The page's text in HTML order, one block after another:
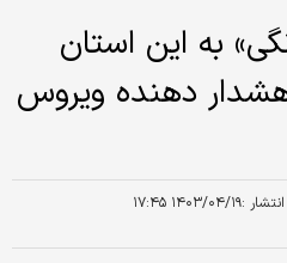
به این استان
دهنده ویروس
:۱۴۰۳/۰۴/۱۹ ۱۷:۴۵